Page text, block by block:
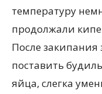
температуру
продолжали
После
поставить
яйца, слегка